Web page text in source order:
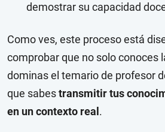
demostrar su capacidad
Como ves, este proceso está
comprobar que no solo conoces
dominas el temario de profesor
que sabestransmitir tus
en un contexto real .